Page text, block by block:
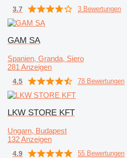
3.7 3 Bewertungen
GAM SA
Spanien, Granda, Siero
281 Anzeigen
4.5 78 Bewertungen
LKW STORE KFT
Ungarn, Budapest
132 Anzeigen
4.9 55 Bewertungen